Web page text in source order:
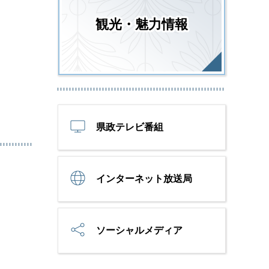
観光・魅力情報
県政テレビ番組
インターネット放送局
ソーシャルメディア